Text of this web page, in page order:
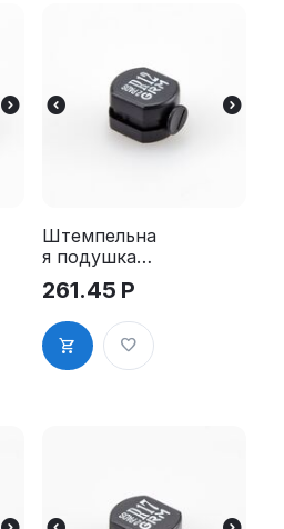
Штемпельна
я подушка
для GRM R12
2Pads, синяя
261.45 Р